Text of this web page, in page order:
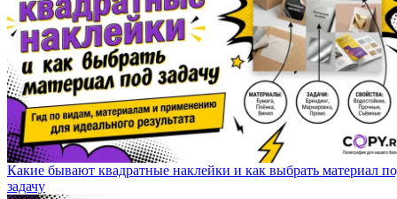
Какие бывают квадратные наклейки и как выбрать материал
задачу